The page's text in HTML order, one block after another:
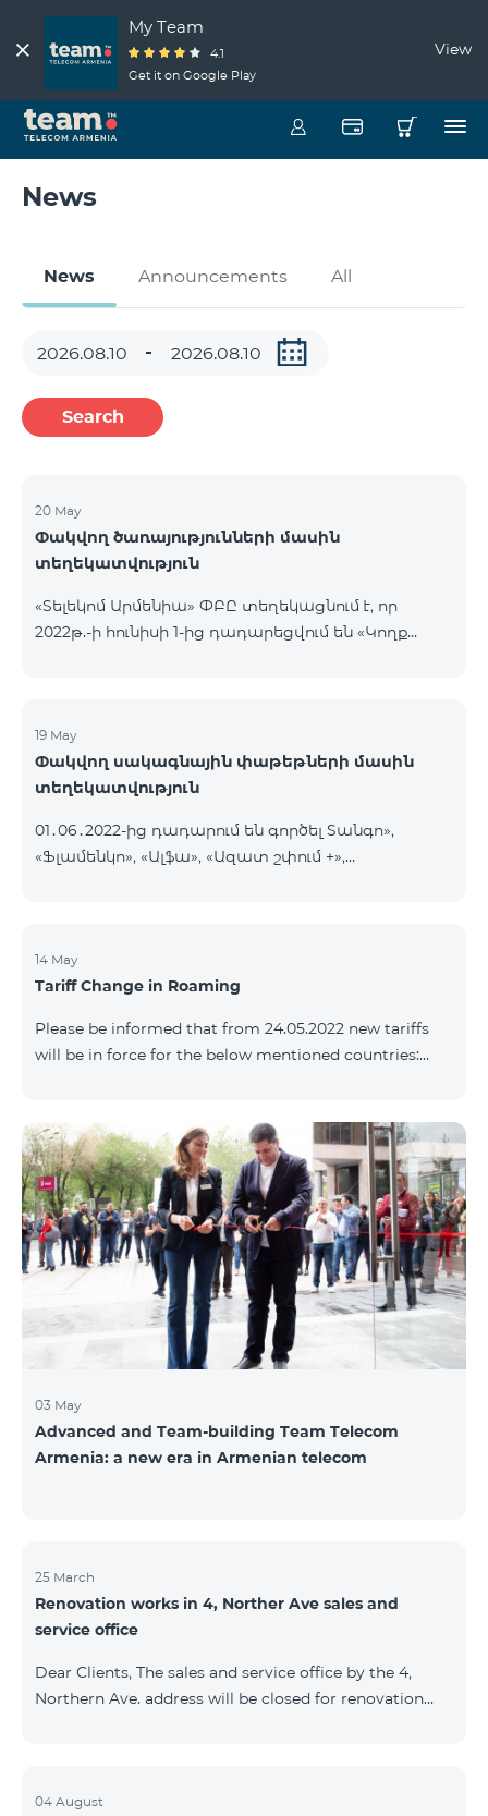
My Team
4.1
Get it on Google Play
View
News
News Announcements All
Search
20 May
Փակվող ծառայությունների մասին
տեղեկատվություն
«Տելեկոմ Արմենիա» ՓԲԸ տեղեկացնում է, որ
2022թ.-ի հունիսի 1-ից դադարեցվում են «Կողք
երկարացման հնարավորությունը: Ինչպես նաև
դադարեցվում է «Սիրելի համարներ»
ծառայության նոր միացումները և գործողությունը։
19 May
Փակվող սակագնային փաթեթների մասին
տեղեկատվություն
01․06․2022-ից դադարում են գործել Տանգո»,
«Ֆլամենկո», «Ալֆա», «Ազատ շփում +»,
տեղափոխվում են նոր Սակագնային
փաթեթների՝ համաձայն ստորին աղյուսակի․
փաթեթ Տանգո Հետվճարային «Սմարթ 15000»
Ֆլամենկո
14 May
Tariff Change in Roaming
Please be informed that from 24.05.2022 new tariffs
will be in force for the below mentioned countries:
International – 2500 AMD/minute Outgoing calls local
– 800 AMD/minute SMS – 500 AMD Internet – 8000
AMD/MB Country list: Angola, Bermuda, Burkina
Fasso, Cape Verde, Cuba, Chili, Dominican Republic,
Equatorial Guinea, Ethiopia, Gambia, Guinea,
Madagascar, Malawi, Maldives, Monaco, Mongolia,
Namibi
03 May
Advanced and Team-building Team Telecom
Armenia: a new era in Armenian telecom
25 March
Renovation works in 4, Norther Ave sales and
service office
Dear Clients, The sales and service office by the 4,
Northern Ave. address will be closed for renovation
offices: Amiryan 3 (Mon-Sun 09:00-24:00) 900 m., 12
04 August